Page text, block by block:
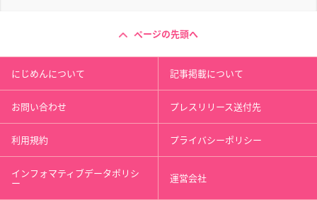
ページの先頭へ
にじめんについて 記事掲載について
お問い合わせ プレスリリース送付先
利用規約 プライバシーポリシー
インフォマティブデータポリシ
ー 運営会社